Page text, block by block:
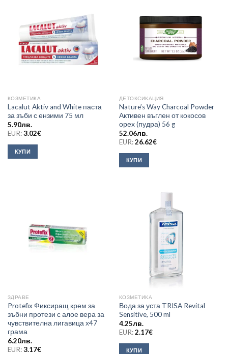
КОЗМЕТИКА
Lacalut Aktiv and White паста
за зъби с ензими 75 мл
5.90лв.
EUR:3.02€
КУПИ
ДЕТОКСИКАЦИЯ
Nature’s Way Charcoal Powder
Активен въглен от кокосов
орех (пудра) 56 g
52.06лв.
EUR:26.62€
КУПИ
ЗДРАВЕ
Protefix Фиксиращ крем за
зъбни протези с алое вера за
чувствителна лигавица х47
грама
6.20лв.
EUR:3.17€
КОЗМЕТИКА
Вода за уста TRISA Revital
Sensitive, 500 ml
4.25лв.
EUR:2.17€
КУПИ